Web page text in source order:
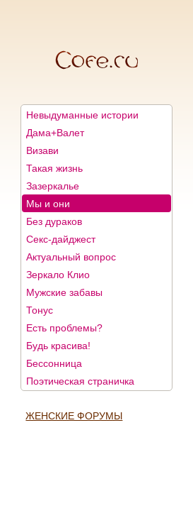
Невыдуманные истории
Дама+Валет
Визави
Такая жизнь
Зазеркалье
Мы и они
Без дураков
Секс-дайджест
Актуальный вопрос
Зеркало Клио
Мужские забавы
Тонус
Есть проблемы?
Будь красива!
Бессонница
Поэтическая страничка
ЖЕНСКИЕ ФОРУМЫ